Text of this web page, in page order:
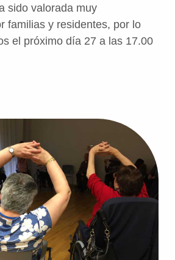
sido valorada muy
familias y residentes, por lo
el próximo día 27 a las 17.00